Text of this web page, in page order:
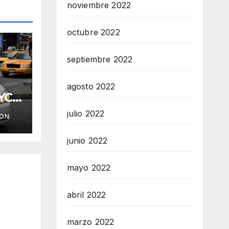
noviembre 2022
octubre 2022
septiembre 2022
agosto 2022
julio 2022
junio 2022
mayo 2022
abril 2022
marzo 2022